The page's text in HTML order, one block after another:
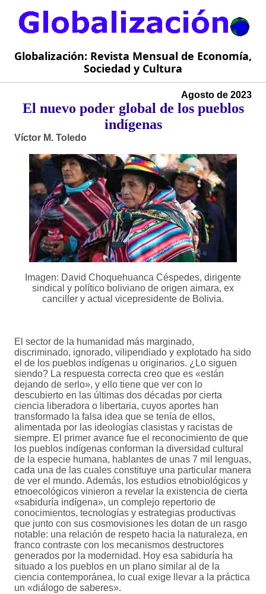
Globalización: Revista Mensual de Economía,
Sociedad y Cultura
Agosto de 2023
El nuevo poder global de los pueblos
indígenas
Víctor M. Toledo
Imagen: David Choquehuanca Céspedes, dirigente
sindical y político boliviano de origen aimara, ex
canciller y actual vicepresidente de Bolivia.
El sector de la humanidad más marginado,
discriminado, ignorado, vilipendiado y explotado ha sido
el de los pueblos indígenas u originarios. ¿Lo siguen
siendo? La respuesta correcta creo que es «están
dejando de serlo», y ello tiene que ver con lo
descubierto en las últimas dos décadas por cierta
ciencia liberadora o libertaria, cuyos aportes han
transformado la falsa idea que se tenía de ellos,
alimentada por las ideologías clasistas y racistas de
siempre. El primer avance fue el reconocimiento de que
los pueblos indígenas conforman la diversidad cultural
de la especie humana, hablantes de unas 7 mil lenguas,
cada una de las cuales constituye una particular manera
de ver el mundo. Además, los estudios etnobiológicos y
etnoecológicos vinieron a revelar la existencia de cierta
«sabiduría indígena», un complejo repertorio de
conocimientos, tecnologías y estrategias productivas
que junto con sus cosmovisiones les dotan de un rasgo
notable: una relación de respeto hacia la naturaleza, en
franco contraste con los mecanismos destructores
generados por la modernidad. Hoy esa sabiduría ha
situado a los pueblos en un plano similar al de la
ciencia contemporánea, lo cual exige llevar a la práctica
un «diálogo de saberes».